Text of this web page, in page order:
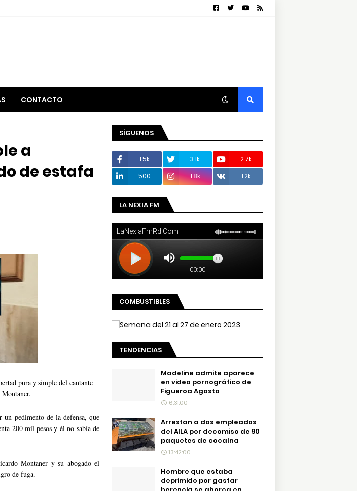
CONTACTO
a
de estafa
pura y simple del cantante
un pedimento de la defensa, que
200 mil pesos y él no sabía de
Montaner y su abogado el
de fuga.
SÍGUENOS
1.5k 3.1k
2.7k
500
1.8k 1.2k
LA NEXIA FM
COMBUSTIBLES
TENDENCIAS
Madeline admite aparece
en video pornográfico de
Figueroa Agosto
6:31:00
Arrestan a dos empleados
del AILA por decomiso de 90
paquetes de cocaína
13:42:00
Hombre que estaba
deprimido por gastar